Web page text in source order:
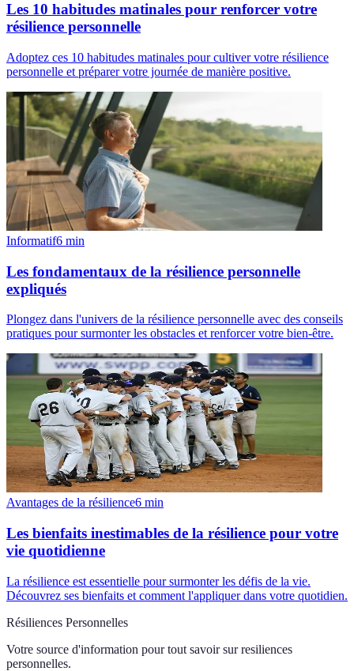
Les 10 habitudes matinales pour renforcer votre
résilience personnelle
Adoptez ces 10 habitudes matinales pour cultiver votre résilience
personnelle et préparer votre journée de manière positive.
Informatif6 min
Les fondamentaux de la résilience personnelle
expliqués
Plongez dans l'univers de la résilience personnelle avec des conseils
pratiques pour surmonter les obstacles et renforcer votre bien-être.
Avantages de la résilience6 min
Les bienfaits inestimables de la résilience pour votre
vie quotidienne
La résilience est essentielle pour surmonter les défis de la vie.
Découvrez ses bienfaits et comment l'appliquer dans votre quotidien.
Résiliences Personnelles
Votre source d'information pour tout savoir sur resiliences
personnelles.